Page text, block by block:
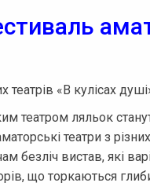
«В кулісах
театром ляльок
театри з
безліч вистав, які
що торкаються